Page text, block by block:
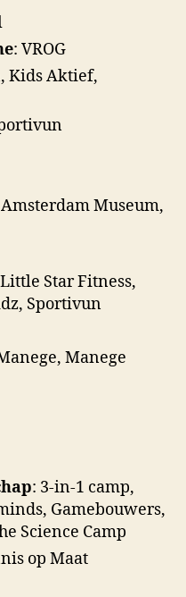
: VROG
Kids Aktief,
Museum,
Star Fitness,
Sportivun
Manege
: 3-in-1 camp,
Gamebouwers,
Science Camp
op Maat